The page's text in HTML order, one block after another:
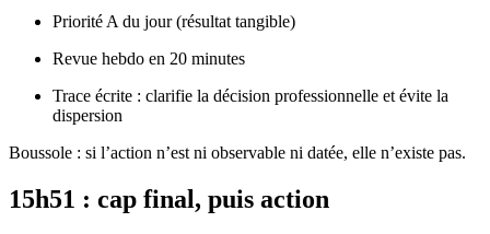
Priorité A du jour (résultat tangible)
Revue hebdo en 20 minutes
Trace écrite : clarifie la décision professionnelle et évite la
dispersion
Boussole : si l’action n’est ni observable ni datée, elle n’existe pas.
15h51 : cap final, puis action